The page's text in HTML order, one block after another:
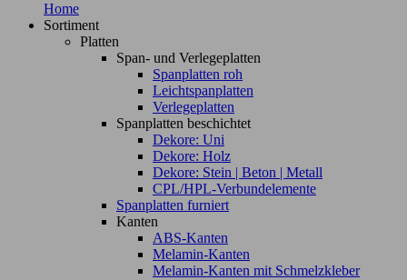
Home
Sortiment
Platten
Span- und Verlegeplatten
Spanplatten roh
Leichtspanplatten
Verlegeplatten
Spanplatten beschichtet
Dekore: Uni
Dekore: Holz
Dekore: Stein | Beton | Metall
CPL/HPL-Verbundelemente
Spanplatten furniert
Kanten
ABS-Kanten
Melamin-Kanten
Melamin-Kanten mit Schmelzkleber